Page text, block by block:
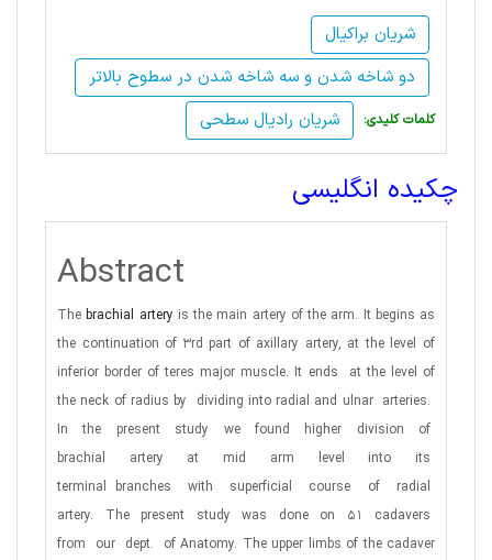
شریان براکیال
دو شاخه شدن و سه شاخه شدن در سطوح بالاتر
شریان رادیال سطحی
:کلمات کلیدی
چکیده انگلیسی
Abstract
Thebrachial artery is the main artery of the arm. It begins as
the continuation of 3rd part of axillary artery, at the level of
inferior border of teres major muscle. It ends
at the level of
the neck of radius by
dividing into radial and ulnar arteries.
In
the present study we found higher division
of
brachial
artery at mid arm level into
its
terminal branches with superficial course of
radial
artery.
The present study was done on 51
cadavers
from
our dept. of Anatomy. The upper limbs of the cadaver